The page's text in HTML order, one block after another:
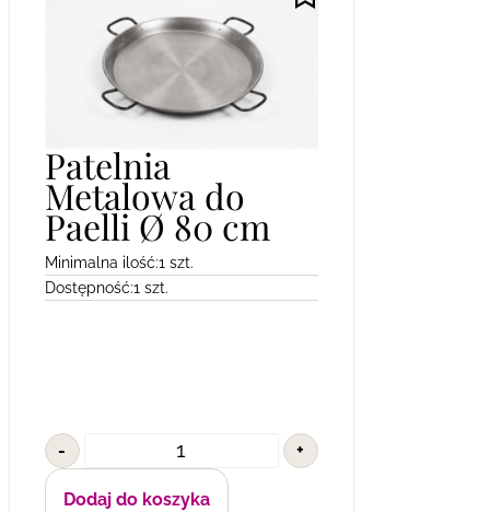
Patelnia
Metalowa do
Paelli Ø 80 cm
Minimalna ilość:1 szt.
Dostępność:1 szt.
- +
Dodaj do koszyka